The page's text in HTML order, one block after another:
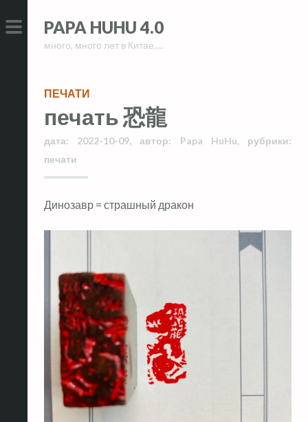
to
PRIMARY
to
PAPA HUHU 4.0
много, много лет в Китае….
ПЕЧАТИ
печать 恐龍
дата: 2022-10-09, автор: Papa HuHu,рубрики:
печати
Динозавр = страшный дракон